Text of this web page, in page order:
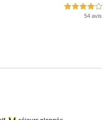
4,0 étoiles sur 5
54 avis